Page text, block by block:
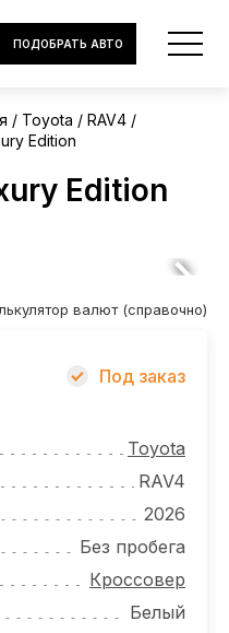
ПОДОБРАТЬ АВТО
Toyota
RAV4
Edition
Edition
валют (справочно)
Под заказ
Toyota
RAV4
2026
Без пробега
Кроссовер
Белый